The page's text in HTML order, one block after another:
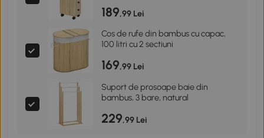
189,99 Lei
Cos de rufe din bambus cu capac,
100 litri cu 2 sectiuni
169,99 Lei
Suport de prosoape baie din
bambus, 3 bare, natural
229,99 Lei